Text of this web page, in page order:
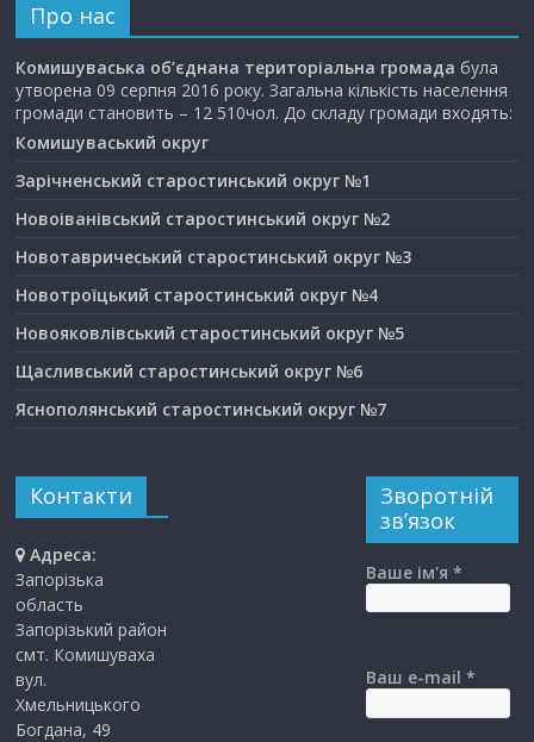
Про нас
Комишуваська об’єднана територіальна громада була
утворена 09 серпня 2016 року. Загальна кількість населення
громади становить – 12 510чол. До складу громади входять:
Комишуваський округ
Зарічненський старостинський округ №1
Новоіванівський старостинський округ №2
Новотавричеський старостинський округ №3
Новотроїцький старостинський округ №4
Новояковлівський старостинський округ №5
Щасливський старостинський округ №6
Яснополянський старостинський округ №7
Контакти
Адреса:
Запорізька
область
Запорізький район
смт. Комишуваха
вул.
Хмельницького
Богдана, 49
Зворотній
зв’язок
Ваше ім'я *
Ваш e-mail *